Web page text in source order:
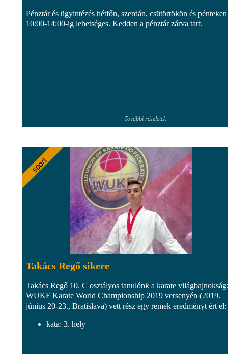
Pénztár és ügyintézés hétfőn, szerdán, csütörtökön és pénteken
10:00-14:00-ig lehetséges. Kedden a pénztár zárva tart.
További részletek
Takács Regő sikere
Takács Regő 10. C osztályos tanulónk a karate világbajnokság:
WUKF Karate World Championship 2019 versenyén (2019.
június 20-23., Bratislava) vett rész egy remek eredményt ért el:
kata: 3. hely